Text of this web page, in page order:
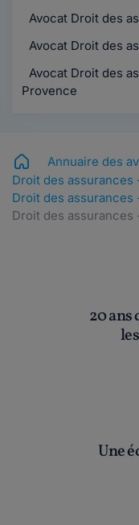
Avocat Droit des
Avocat Droit des
Avocat Droit des
Provence
Annuaire des
Droit des
Droit des assurances
Droit des assurances
20 ans
Une